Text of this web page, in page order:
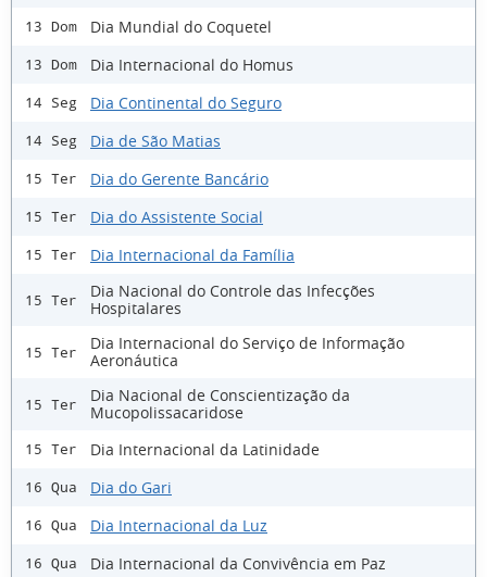
13 Dom Dia Mundial do Coquetel
13 Dom Dia Internacional do Homus
14 Seg Dia Continental do Seguro
14 Seg Dia de São Matias
15 Ter Dia do Gerente Bancário
15 Ter Dia do Assistente Social
15 Ter Dia Internacional da Família
15 Ter
Dia Nacional do Controle das Infecções
Hospitalares
15 Ter
Dia Internacional do Serviço de Informação
Aeronáutica
15 Ter
Dia Nacional de Conscientização da
Mucopolissacaridose
15 Ter Dia Internacional da Latinidade
16 Qua Dia do Gari
16 Qua Dia Internacional da Luz
16 Qua Dia Internacional da Convivência em Paz